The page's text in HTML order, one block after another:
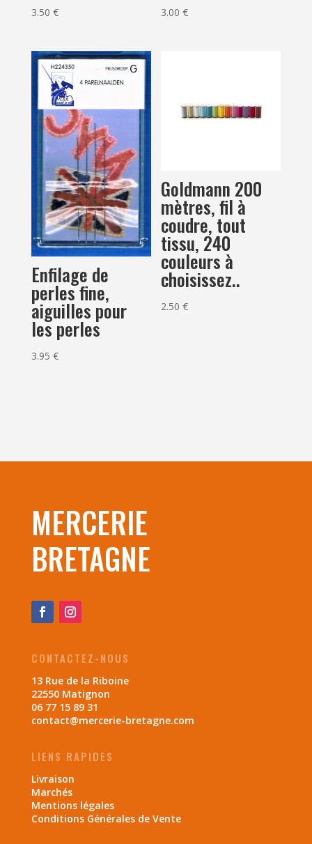
3.50 € 3.00€
Enfilage de
perles fine,
aiguilles pour
les perles
3.95 €
Goldmann 200
mètres, fil à
coudre, tout
tissu, 240
couleurs à
choisissez..
2.50€
MERCERIE
BRETAGNE
CONTACTEZ-NOUS
13 Rue de la Riboine
22550 Matignon
06 77 15 89 31
contact@mercerie-bretagne.com
LIENS RAPIDES
Livraison
Marchés
Mentions légales
Conditions Générales de Vente